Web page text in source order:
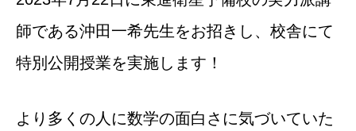
師である沖田一希先生をお招きし、校舎にて
特別公開授業を実施します！
より多くの人に数学の面白さに気づいていた